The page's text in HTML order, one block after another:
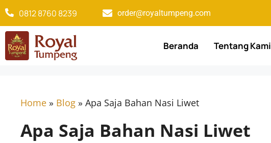
0812 8760 8239​ order@royaltumpeng.com​
Beranda Tentang Kami
Home » Blog » Apa Saja Bahan Nasi Liwet
Apa Saja Bahan Nasi Liwet